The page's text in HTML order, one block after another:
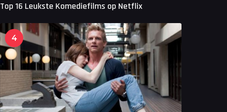
Top 16 Leukste Komediefilms op Netflix
4